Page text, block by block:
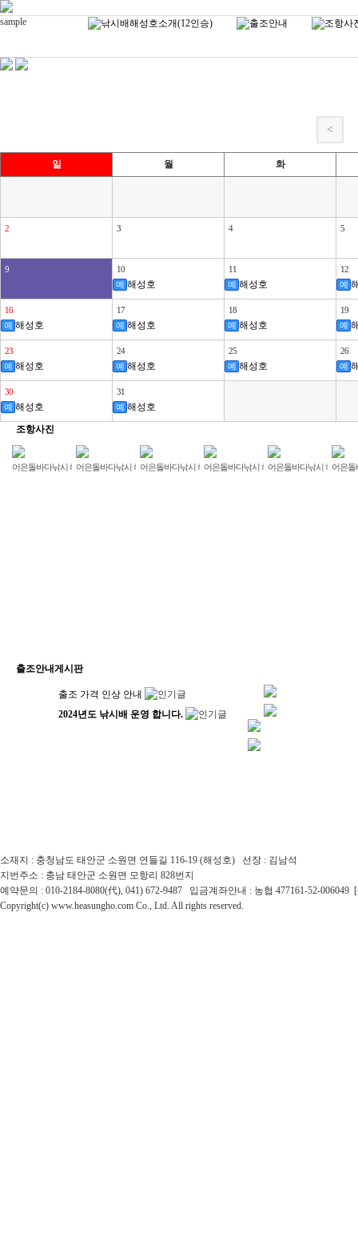
sample
<
일 월 화
2 3 4 5
9
10
예 해성호
11
예 해성호
12
예
16
예 해성호
17
예 해성호
18
예 해성호
19
예
23
예 해성호
24
예 해성호
25
예 해성호
26
예
30
예 해성호
31
예 해성호
조항사진
어은돌바다낚시 해성호 조황사진입니다.
어은돌바다낚시 해성호 조황사진입니다.
어은돌바다낚시 해성호 조황사진입니다.
어은돌바다낚시 해성호 조황사진입니다.
어은돌바다낚시 해성호
어은돌
출조안내게시판
출조 가격 인상 안내
2024년도 낚시배 운영 합니다.
소재지 : 충청남도 태안군 소원면 연들길 116-19 (해성호) 선장 : 김남석
지번주소 : 충남 태안군 소원면 모항리 828번지
예약문의 : 010-2184-8080(代), 041) 672-9487 입금계좌안내 : 농협 477161-52-
Copyright(c) www.heasungho.com Co., Ltd. All rights reserved.